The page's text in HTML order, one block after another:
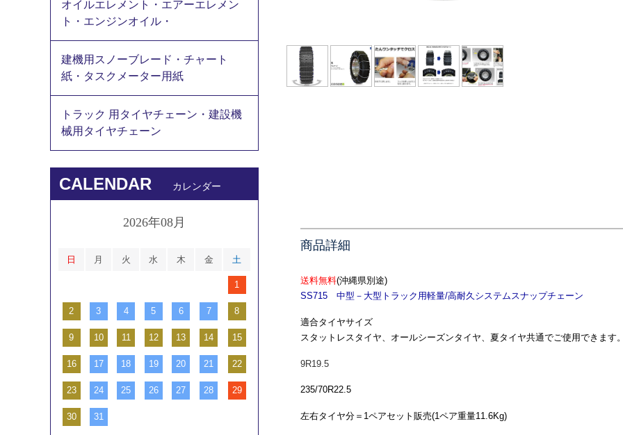
商品詳細
送料無料(沖縄県別途)
SS715 中型－大型トラック用軽量/高耐久システムスナップチェーン
適合タイヤサイズ
スタットレスタイヤ、オールシーズンタイヤ、夏タイヤ共通でご使用できます。
9R19.5
235/70R22.5
左右タイヤ分＝1ペアセット販売(1ペア重量11.6Kg)
オイルエレメント・エアーエレメン
ト・エンジンオイル・
建機用スノーブレード・チャート
紙・タスクメーター用紙
トラック 用タイヤチェーン・建設機
械用タイヤチェーン
CALENDAR カレンダー
2026年08月
日 月 火 水 木 金 土
1
2 3 4 5 6 7 8
9 10 11 12 13 14 15
16 17 18 19 20 21 22
23 24 25 26 27 28 29
30 31